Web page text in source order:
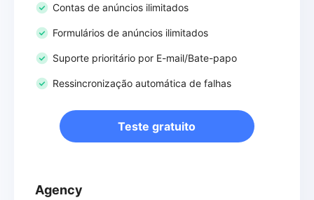
Contas de anúncios ilimitados
Formulários de anúncios ilimitados
Suporte prioritário por E-mail/Bate-papo
Ressincronização automática de falhas
Teste gratuito
Agency